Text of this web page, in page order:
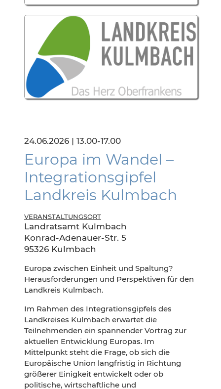
24.06.2026 | 13.00-17.00
Europa im Wandel –
Integrationsgipfel
Landkreis Kulmbach
VERANSTALTUNGSORT
Landratsamt Kulmbach
Konrad-Adenauer-Str. 5
95326 Kulmbach
Europa zwischen Einheit und Spaltung?
Herausforderungen und Perspektiven für den
Landkreis Kulmbach.
Im Rahmen des Integrationsgipfels des
Landkreises Kulmbach erwartet die
Teilnehmenden ein spannender Vortrag zur
aktuellen Entwicklung Europas. Im
Mittelpunkt steht die Frage, ob sich die
Europäische Union langfristig in Richtung
größerer Einigkeit entwickelt oder ob
politische, wirtschaftliche und